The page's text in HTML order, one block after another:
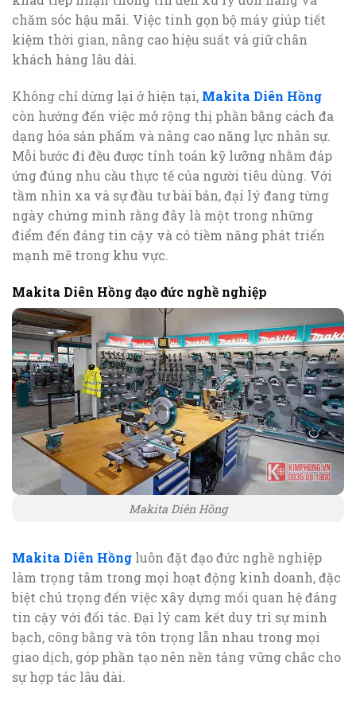
chăm sóc hậu mãi. Việc tinh gọn bộ máy giúp tiết
kiệm thời gian, nâng cao hiệu suất và giữ chân
khách hàng lâu dài.
Không chỉ dừng lại ở hiện tại, Makita Diên Hồng
còn hướng đến việc mở rộng thị phần bằng cách đa
dạng hóa sản phẩm và nâng cao năng lực nhân sự.
Mỗi bước đi đều được tính toán kỹ lưỡng nhằm đáp
ứng đúng nhu cầu thực tế của người tiêu dùng. Với
tầm nhìn xa và sự đầu tư bài bản, đại lý đang từng
ngày chứng minh rằng đây là một trong những
điểm đến đáng tin cậy và có tiềm năng phát triển
mạnh mẽ trong khu vực.
Makita Diên Hồng đạo đức nghề nghiệp
Makita Diên Hồng
Makita Diên Hồng luôn đặt đạo đức nghề nghiệp
làm trọng tâm trong mọi hoạt động kinh doanh, đặc
biệt chú trọng đến việc xây dựng mối quan hệ đáng
tin cậy với đối tác. Đại lý cam kết duy trì sự minh
bạch, công bằng và tôn trọng lẫn nhau trong mọi
giao dịch, góp phần tạo nên nền tảng vững chắc cho
sự hợp tác lâu dài.